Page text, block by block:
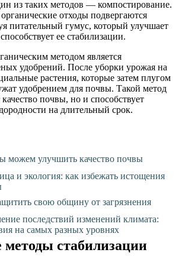
из таких методов — компостирование.
отходы подвергаются
питательный гумус, который улучшает
ее стабилизации.
методом является
удобрений. После уборки урожая на
растения, которые затем плугом
удобрением для почвы. Такой метод
почвы, но и способствует
на длительный срок.
можем улучшить качество почвы
и экология: как избежать истощения
свою общину от загрязнения
последствий изменений климата:
на самых разных уровнях
стабилизации